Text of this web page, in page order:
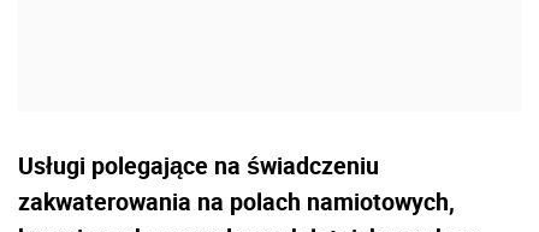
Usługi polegające na świadczeniu
zakwaterowania na polach namiotowych,